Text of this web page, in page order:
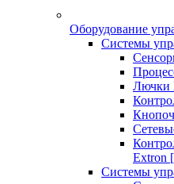
Оборудование
Системы
Лючки
Extron
Системы